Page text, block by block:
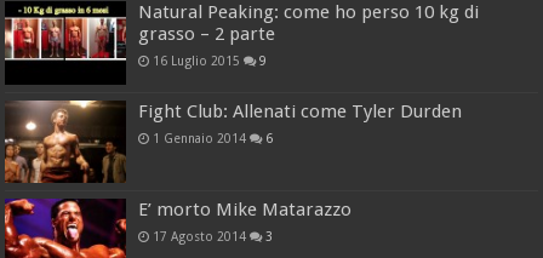
Natural Peaking: come ho perso 10 kg di
grasso – 2 parte
16 Luglio 2015 9
Fight Club: Allenati come Tyler Durden
1 Gennaio 2014 6
E’ morto Mike Matarazzo
17 Agosto 2014 3